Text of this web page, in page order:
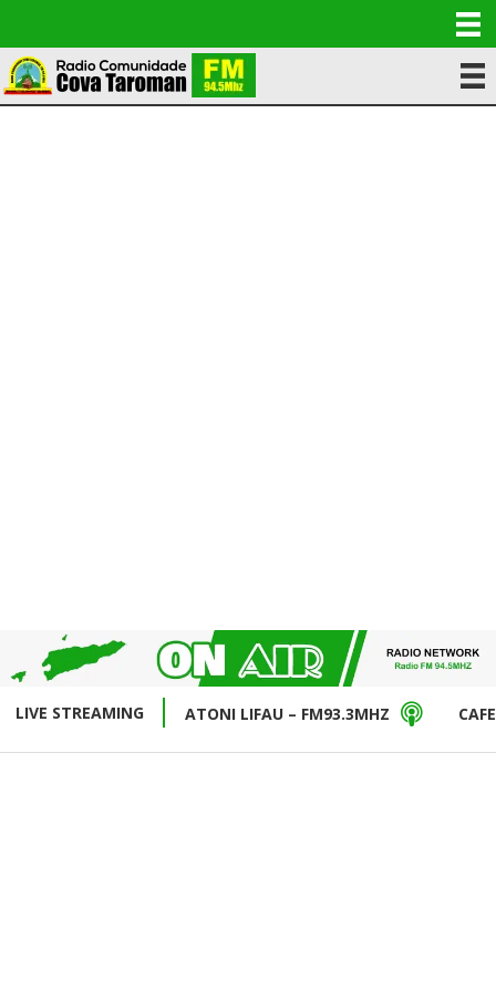
LIVE STREAMING ATONI LIFAU – FM93.3MHZ